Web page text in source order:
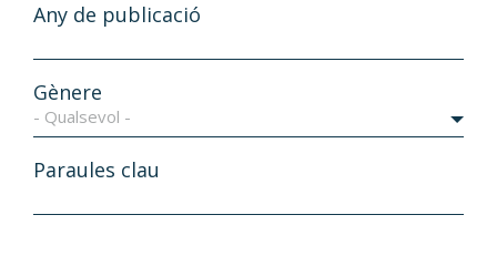
Any de publicació
Gènere
- Qualsevol -
Paraules clau